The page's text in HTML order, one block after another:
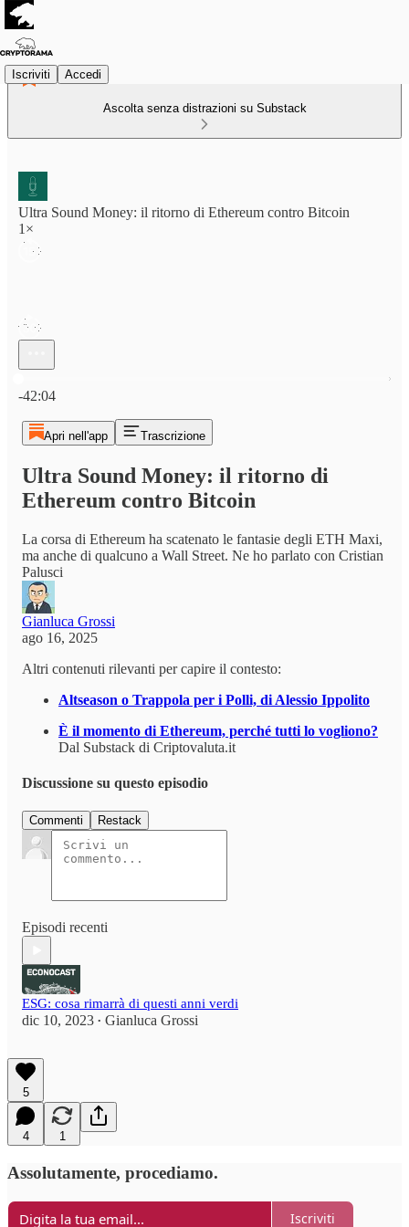
Iscriviti Accedi
Ascolta senza distrazioni su Substack
Ultra Sound Money: il ritorno di Ethereum contro Bitcoin
1×
-42:04
Apri nell'app Trascrizione
Ultra Sound Money: il ritorno di
Ethereum contro Bitcoin
La corsa di Ethereum ha scatenato le fantasie degli ETH Maxi,
ma anche di qualcuno a Wall Street. Ne ho parlato con Cristian
Palusci
Gianluca Grossi
ago 16, 2025
Altri contenuti rilevanti per capire il contesto:
Altseason o Trappola per i Polli, di Alessio Ippolito
È il momento di Ethereum, perché tutti lo vogliono?
Dal Substack di Criptovaluta.it
Discussione su questo episodio
Commenti Restack
Episodi recenti
ESG: cosa rimarrà di questi anni verdi
dic 10, 2023 • Gianluca Grossi
5
4 1
Assolutamente, procediamo.
Iscriviti